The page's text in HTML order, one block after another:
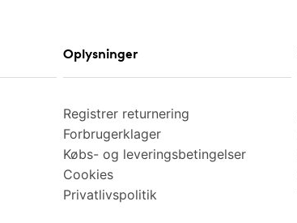
Oplysninger
Registrer returnering
Forbrugerklager
Købs- og leveringsbetingelser
Cookies
Privatlivspolitik